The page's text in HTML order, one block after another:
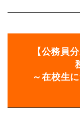
【公務員
～在校生